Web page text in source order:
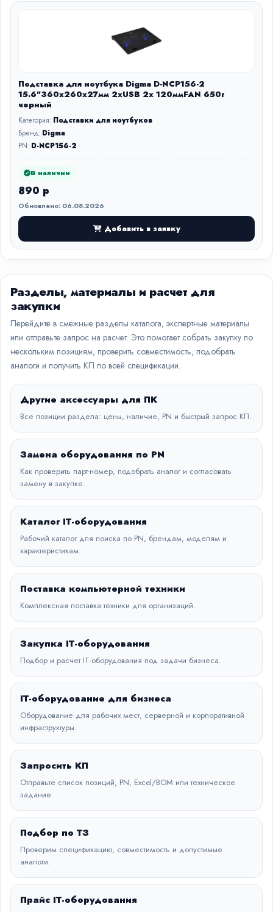
Подставка для ноутбука Digma D-NCP156-2
15.6"360x260x27мм 2xUSB 2x 120ммFAN 650г
черный
Категория: Подставки для ноутбуков
Бренд: Digma
PN: D-NCP156-2
В наличии
890 р
Обновлено: 06.08.2026
Добавить в заявку
Разделы, материалы и расчет для
закупки
Перейдите в смежные разделы каталога, экспертные материалы
или отправьте запрос на расчет. Это помогает собрать закупку по
нескольким позициям, проверить совместимость, подобрать
аналоги и получить КП по всей спецификации.
Другие аксессуары для ПК
Все позиции раздела: цены, наличие, PN и быстрый запрос КП.
Замена оборудования по PN
Как проверить парт-номер, подобрать аналог и согласовать
замену в закупке.
Каталог IT-оборудования
Рабочий каталог для поиска по PN, брендам, моделям и
характеристикам.
Поставка компьютерной техники
Комплексная поставка техники для организаций.
Закупка IT-оборудования
Подбор и расчет IT-оборудования под задачи бизнеса.
IT-оборудование для бизнеса
Оборудование для рабочих мест, серверной и корпоративной
инфраструктуры.
Запросить КП
Отправьте список позиций, PN, Excel/BOM или техническое
задание.
Подбор по ТЗ
Проверим спецификацию, совместимость и допустимые
аналоги.
Прайс IT-оборудования